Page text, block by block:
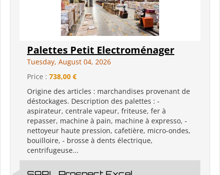
Palettes Petit Electroménager
Tuesday, August 04, 2026
Price : 738,00 €
Origine des articles : marchandises provenant de
déstockages. Description des palettes : -
aspirateur, centrale vapeur, friteuse, fer à
repasser, machine à pain, machine à expresso, -
nettoyeur haute pression, cafetière, micro-ondes,
bouilloire, - brosse à dents électrique,
centrifugeuse...